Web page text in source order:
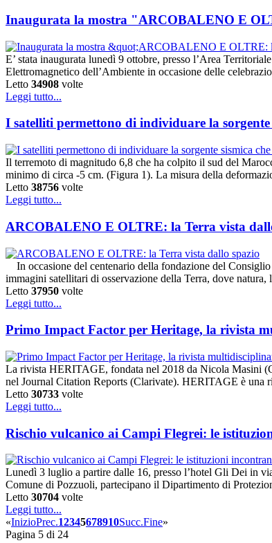
Inaugurata la mostra "ARCOBALENO E
E’ stata inaugurata lunedì 9 ottobre, presso l’Area
Elettromagnetico dell’Ambiente in occasione delle
Letto 34908 volte
Leggi tutto...
I satelliti permettono di individuare la
Il terremoto di magnitudo 6,8 che ha colpito il sud del
minimo di circa -5 cm. (Figura 1). La misura della
Letto 38756 volte
Leggi tutto...
ARCOBALENO E OLTRE: la Terra vista
In occasione del centenario della fondazione del
immagini satellitari di osservazione della Terra, dove
Letto 37950 volte
Leggi tutto...
Primo Impact Factor per Heritage, la rivista
La rivista HERITAGE, fondata nel 2018 da Nicola Masini
nel Journal Citation Reports (Clarivate). HERITAGE è una
Letto 30733 volte
Leggi tutto...
Rischio vulcanico ai Campi Flegrei: le
Lunedì 3 luglio a partire dalle 16, presso l’hotel Gli Dei in
Comune di Pozzuoli, partecipano il Dipartimento di
Letto 30704 volte
Leggi tutto...
«InizioPrec.12345678910Succ.Fine»
Pagina 5 di 24